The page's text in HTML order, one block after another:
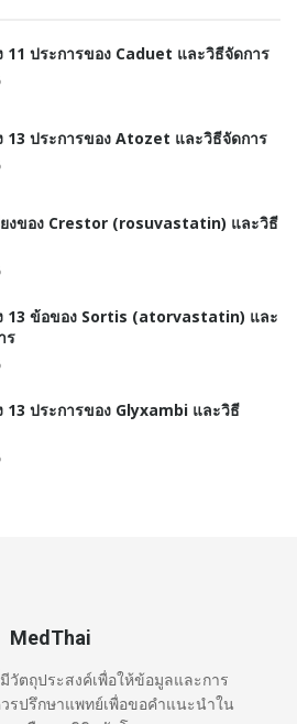
11 ประการของ Caduet และวิธีจัดการ
13 ประการของ Atozet และวิธีจัดการ
ยงของ Crestor (rosuvastatin) และวิธี
13 ข้อของ Sortis (atorvastatin) และ
ร
13 ประการของ Glyxambi และวิธี
MedThai
วัตถุประสงค์เพื่อให้ข้อมูลและการ
รปรึกษาแพทย์เพื่อขอคำแนะนำใน